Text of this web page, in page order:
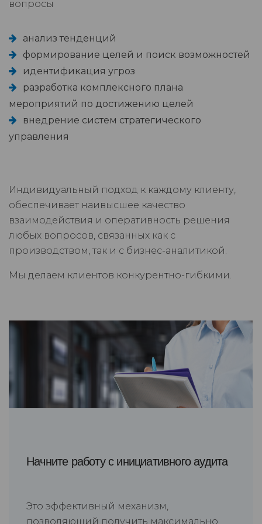
вопросы
анализ тенденций
формирование целей и поиск возможностей
идентификация угроз
разработка комплексного плана
мероприятий по достижению целей
внедрение систем стратегического
управления
Индивидуальный подход к каждому клиенту,
обеспечивает наивысшее качество
взаимодействия и оперативность решения
любых вопросов, связанных как с
производством, так и с бизнес-аналитикой.
Мы делаем клиентов конкурентно-гибкими.
Начните работу с инициативного аудита
Это эффективный механизм,
позволяющий получить максимально